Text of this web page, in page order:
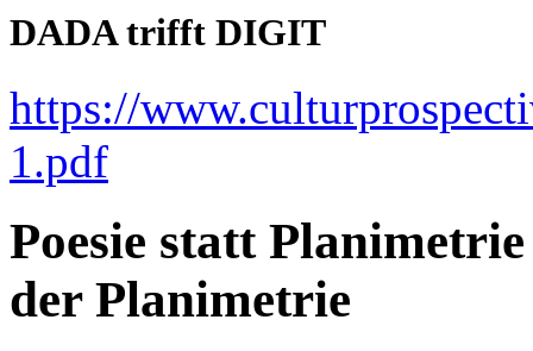
DADA trifft DIGIT
https://
1.pdf
Poesie statt
der Planimetrie